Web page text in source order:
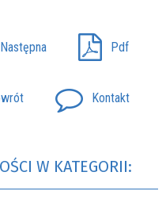
Następna Pdf
Kontakt
W KATEGORII: